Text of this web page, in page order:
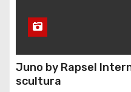
Juno by Rapsel
scultura